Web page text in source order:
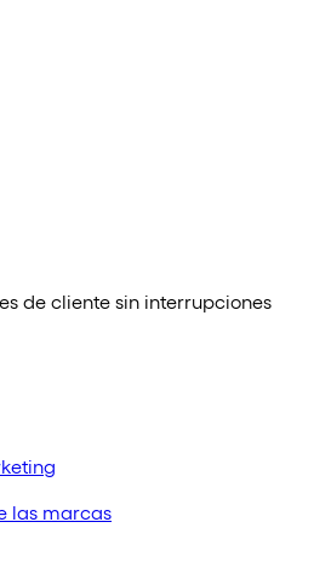
de cliente sin interrupciones
las marcas